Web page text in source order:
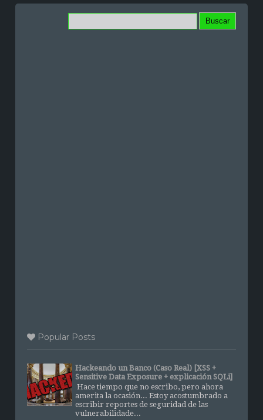
Popular Posts
Hackeando un Banco (Caso Real) [XSS +
Sensitive Data Exposure + explicación SQLi]
Hace tiempo que no escribo, pero ahora
amerita la ocasión... Estoy acostumbrado a
escribir reportes de seguridad de las
vulnerabilidade...